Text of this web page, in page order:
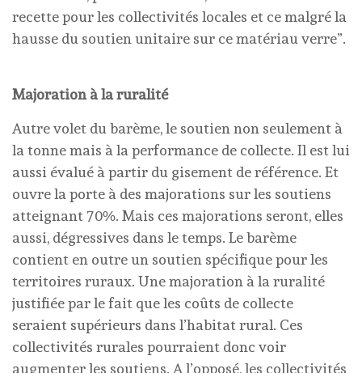
recette pour les collectivités locales et ce malgré la
hausse du soutien unitaire sur ce matériau verre”.
Majoration à la ruralité
Autre volet du barème, le soutien non seulement à
la tonne mais à la performance de collecte. Il est lui
aussi évalué à partir du gisement de référence. Et
ouvre la porte à des majorations sur les soutiens
atteignant 70%. Mais ces majorations seront, elles
aussi, dégressives dans le temps. Le barème
contient en outre un soutien spécifique pour les
territoires ruraux. Une majoration à la ruralité
justifiée par le fait que les coûts de collecte
seraient supérieurs dans l’habitat rural. Ces
collectivités rurales pourraient donc voir
augmenter les soutiens. A l’opposé, les collectivités